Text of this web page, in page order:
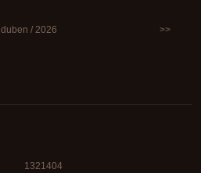
duben / 2026 >>
1321404